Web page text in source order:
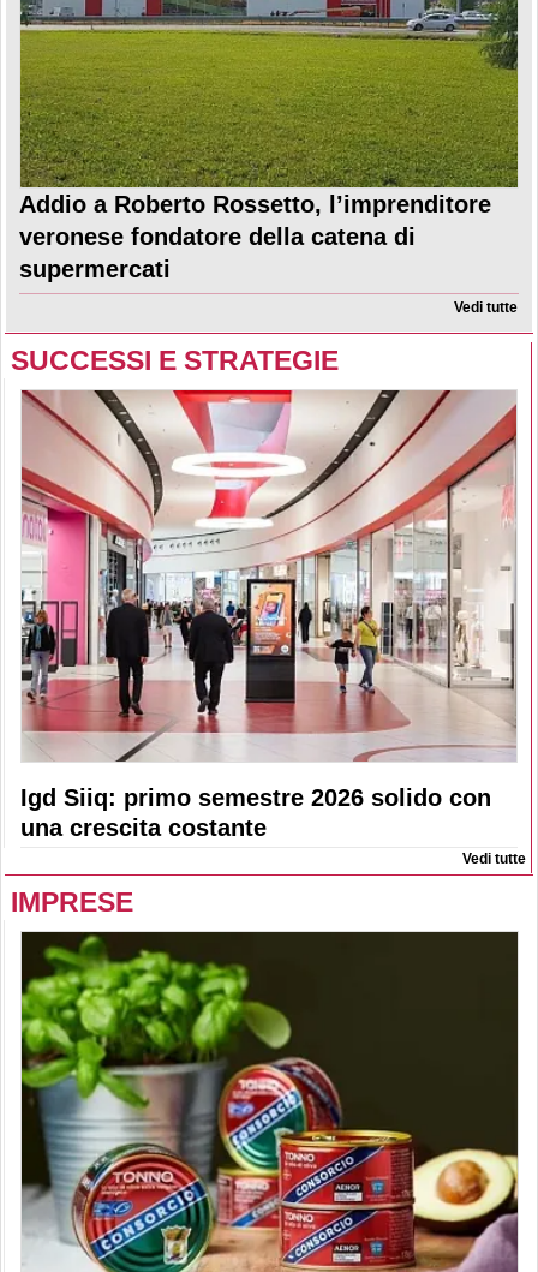
Addio a Roberto Rossetto, l’imprenditore
veronese fondatore della catena di
supermercati
Vedi tutte
SUCCESSI E STRATEGIE
Igd Siiq: primo semestre 2026 solido con
una crescita costante
Vedi tutte
IMPRESE